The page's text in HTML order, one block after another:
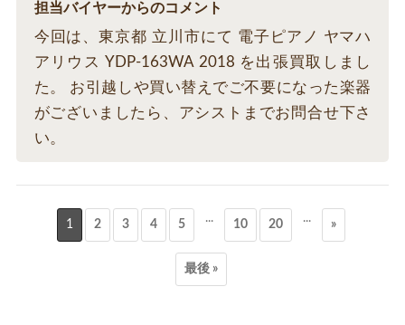
担当バイヤーからのコメント
今回は、東京都 立川市にて 電子ピアノ ヤマハ
アリウス YDP-163WA 2018 を出張買取しまし
た。 お引越しや買い替えでご不要になった楽器
がございましたら、アシストまでお問合せ下さ
い。
1 2 3 4 5 ... 10 20 ... »
最後 »